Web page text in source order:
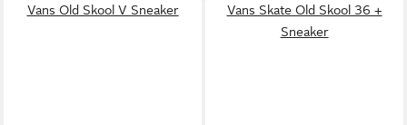
Vans Old Skool V Sneaker
Vans Skate Old Skool 36 +
Sneaker